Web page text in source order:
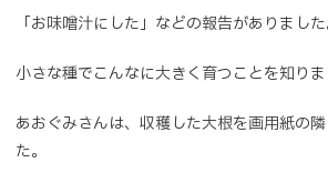
「お味噌汁にした」などの報告がありました
小さな種でこんなに大きく育つことを知りま
あおぐみさんは、収穫した大根を画用紙の
た。